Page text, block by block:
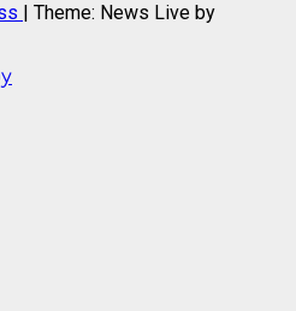
Theme: News Live by